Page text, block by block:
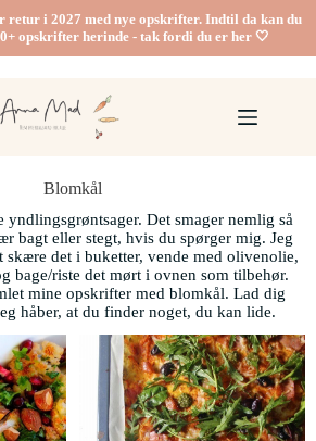
retur i 2027 med nye opskrifter. Indtil da kan du
opskrifter herinde - tak fordi du er her 🤍
Blomkål
Det smager nemlig så
bagt eller stegt, hvis du spørger mig. Jeg
skære det i buketter, vende med olivenolie,
bage/riste det mørt i ovnen som tilbehør.
mine opskrifter med blomkål. Lad dig
håber, at du finder noget, du kan lide.